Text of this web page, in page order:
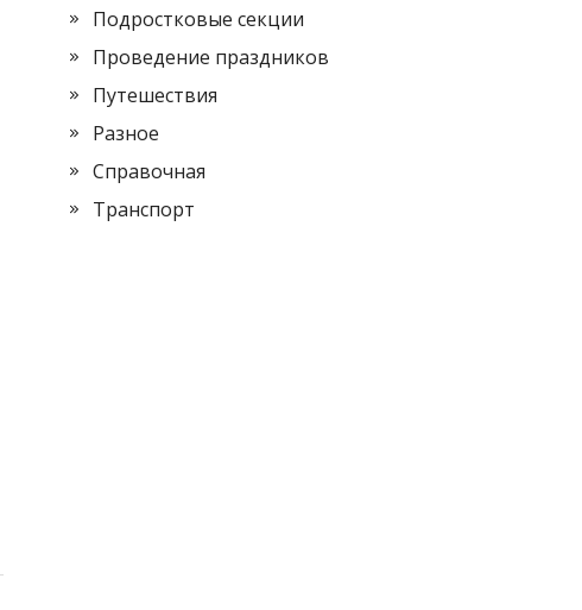
Подростковые секции
Проведение праздников
Путешествия
Разное
Справочная
Транспорт